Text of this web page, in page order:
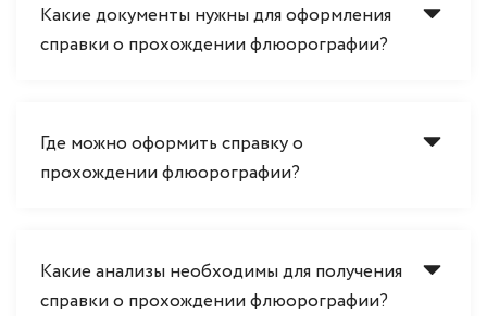
Какие документы нужны для оформления
справки о прохождении флюорографии?
Где можно оформить справку о
прохождении флюорографии?
Какие анализы необходимы для получения
справки о прохождении флюорографии?